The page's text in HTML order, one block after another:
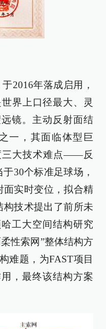
2016年落成启用，
界上口径最大、灵
镜。主动反射面结
一，其面临体型巨
三大技术难点——反
30个标准足球场，
面实时变位，拟合精
构技术提出了前所未
工大空间结构研究
性索网”整体结构方
难题，为FAST项目
，最终该结构方案